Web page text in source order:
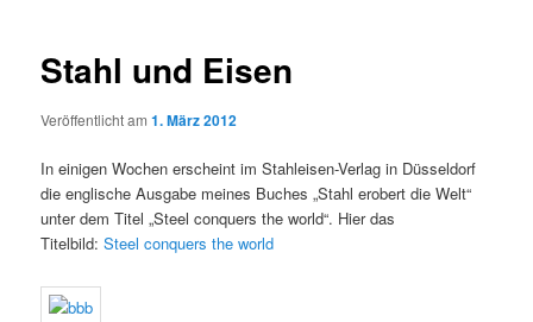
Stahl und Eisen
Veröffentlicht am1. März 2012
In einigen Wochen erscheint im Stahleisen-Verlag in Düsseldorf
die englische Ausgabe meines Buches „Stahl erobert die Welt“
unter dem Titel „Steel conquers the world“. Hier das
Titelbild:Steel conquers the world